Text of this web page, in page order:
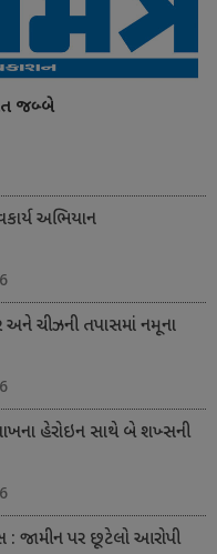
જબ્બે
અભિયાન
ચીઝની તપાસમાં નમૂના
હેરોઇન સાથે બે શખ્સની
: જામીન પર છૂટેલો આરોપી